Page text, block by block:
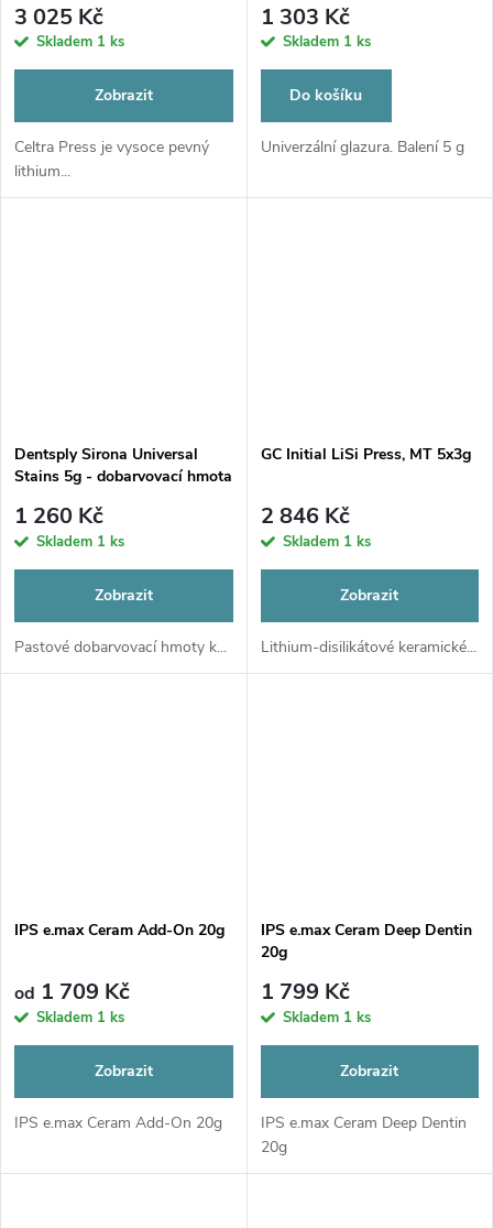
3 025 Kč
Skladem 1 ks
Zobrazit
Celtra Press je vysoce pevný
lithium...
1 303 Kč
Skladem 1 ks
Do košíku
Univerzální glazura. Balení 5 g
Dentsply Sirona Universal
Stains 5g - dobarvovací hmota
1 260 Kč
Skladem 1 ks
Zobrazit
Pastové dobarvovací hmoty k...
GC Initial LiSi Press, MT 5x3g
2 846 Kč
Skladem 1 ks
Zobrazit
Lithium-disilikátové keramické...
IPS e.max Ceram Add-On 20g
od 1 709 Kč
Skladem 1 ks
Zobrazit
IPS e.max Ceram Add-On 20g
IPS e.max Ceram Deep Dentin
20g
1 799 Kč
Skladem 1 ks
Zobrazit
IPS e.max Ceram Deep Dentin
20g